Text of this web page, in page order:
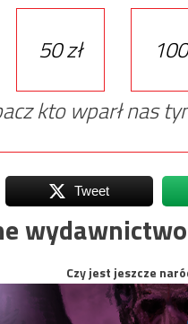
50 zł
kto wparł nas
Tweet
Czy jest jeszcze